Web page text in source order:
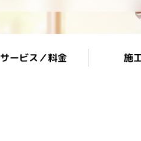
サービス／料金 施